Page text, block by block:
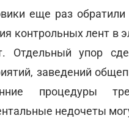
еще раз
контрольных лент в
Отдельный упор
заведений
процедуры
недочеты